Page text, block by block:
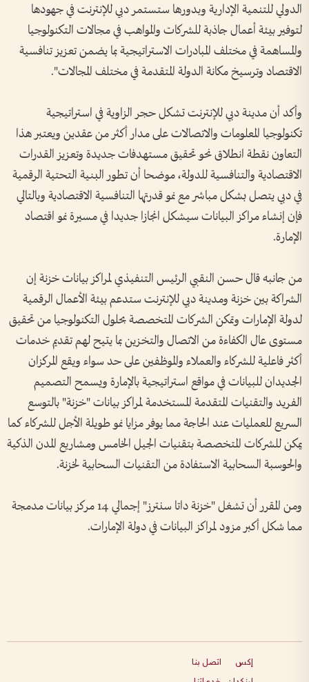
الدولي للتنمية الإدارية وبدورها ستستمر دبي للإنترنت في جهودها
لتوفير بيئة أعمال جاذبة للشركات والمواهب في مجالات التكنولوجيا
والمساهمة في مختلف المبادرات الاستراتيجية بما يضمن تعزيز تنافسية
الاقتصاد وترسيخ مكانة الدولة المتقدمة في مختلف المجالات".
وأكد أن مدينة دبي للإنترنت تشكل حجر الزاوية في استراتيجية
تكنولوجيا المعلومات والاتصالات على مدار أكثر من عقدين ويعتبر هذا
التعاون نقطة انطلاق نحو تحقيق مستهدفات جديدة وتعزيز القدرات
الاقتصادية والتنافسية للدولة، موضحا أن تطور البنية التحتية الرقمية
في دبي يتصل بشكل مباشر مع نمو قدرتها التنافسية الاقتصادية وبالتالي
فإن إنشاء مراكز البيانات سيشكل انجازا جديدا في مسيرة نمو اقتصاد
الإمارة.
من جانبه قال حسن النقبي الرئيس التنفيذي لمراكز بيانات خزنة إن
الشراكة بين خزنة ومدينة دبي للإنترنت ستدعم بيئة الأعمال الرقمية
لدولة الإمارات وتمكن الشركات المتخصصة بحلول التكنولوجيا من تحقيق
مستوى عال الكفاءة من الاتصال والتخزين بما يتيح لهم تقديم خدمات
أكثر فاعلية للشركاء والعملاء والموظفين على حد سواء ويقع المركزان
الجديدان للبيانات في مواقع استراتيجية بالإمارة ويسمح التصميم
الفريد والتقنيات المتقدمة المستخدمة لمراكز بيانات "خزنة" بالتوسع
السريع للعمليات عند الحاجة مما يوفر مزايا نمو طويلة الأجل للشركاء كما
يمكن للشركات المتخصصة بتقنيات الجيل الخامس ومشاريع المدن الذكية
والحوسبة السحابية الاستفادة من التقنيات السحابية لخزنة.
ومن المقرر أن تشغل "خزنة داتا سنترز" إجمالي 14 مركز بيانات مدمجة
مما شكل أكبر مزود لمراكز البيانات في دولة الإمارات.
إكس
اتصل بنا